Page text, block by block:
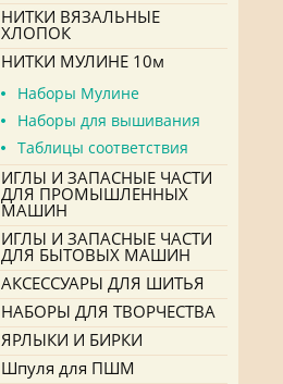
НИТКИ ВЯЗАЛЬНЫЕ
ХЛОПОК
НИТКИ МУЛИНЕ 10м
Наборы Мулине
Наборы для вышивания
Таблицы соответствия
ИГЛЫ И ЗАПАСНЫЕ ЧАСТИ
ДЛЯ ПРОМЫШЛЕННЫХ
МАШИН
ИГЛЫ И ЗАПАСНЫЕ ЧАСТИ
ДЛЯ БЫТОВЫХ МАШИН
АКСЕССУАРЫ ДЛЯ ШИТЬЯ
НАБОРЫ ДЛЯ ТВОРЧЕСТВА
ЯРЛЫКИ И БИРКИ
Шпуля для ПШМ